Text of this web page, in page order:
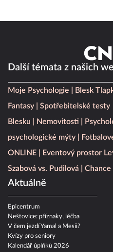
Další témata z našich
Moje Psychologie Blesk
Fantasy
Spotřebitelské testy
Blesku
Nemovitosti
psychologické mýty
ONLINE
Eventový prostor
Szabová vs. Pudilová
Aktuálně
Epicentrum
Neštovice: příznaky, léčba
V čem jezdí Yamal a Mesii?
Kvízy pro seniory
Kalendář úplňků 2026